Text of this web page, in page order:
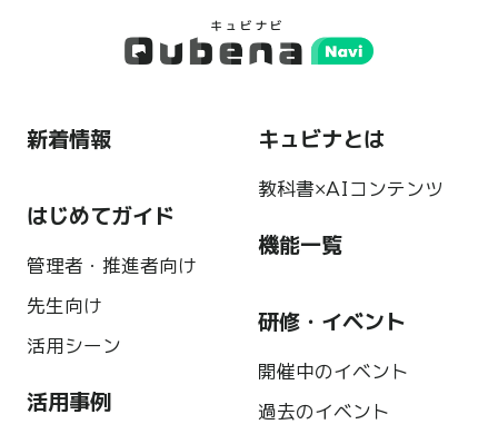
新着情報
はじめてガイド
管理者・推進者向け
先生向け
活用シーン
活用事例
キュビナとは
教科書×AIコンテンツ
機能一覧
研修・イベント
開催中のイベント
過去のイベント